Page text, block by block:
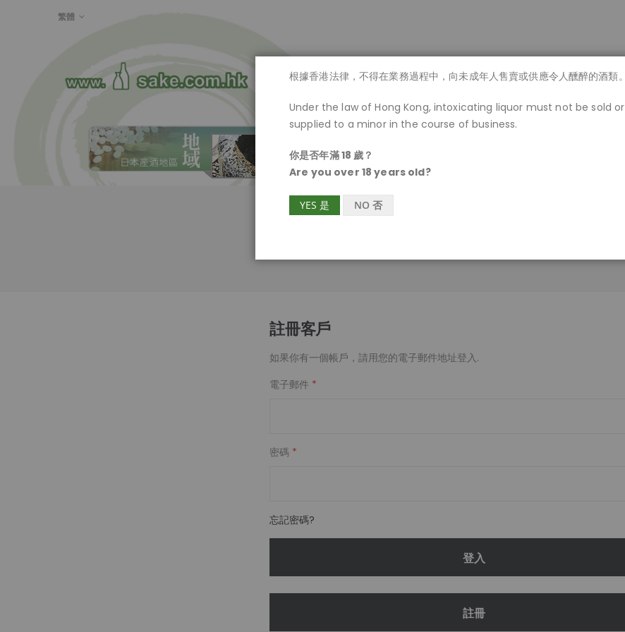
LANGUAGE
繁體
商品一覽
註冊客戶
如果你有一個帳戶，請用您的電子郵件地址登入.
電子郵件
密碼
忘記密碼?
登入
註冊
根據香港法律，不得在業務過程中，向未成年人售賣或供應令人醺醉的酒類。
Under the law of Hong Kong, intoxicating liquor must not be sold or
supplied to a minor in the course of business.
你是否年滿 18 歲？
Are you over 18 years old?
YES 是 NO 否